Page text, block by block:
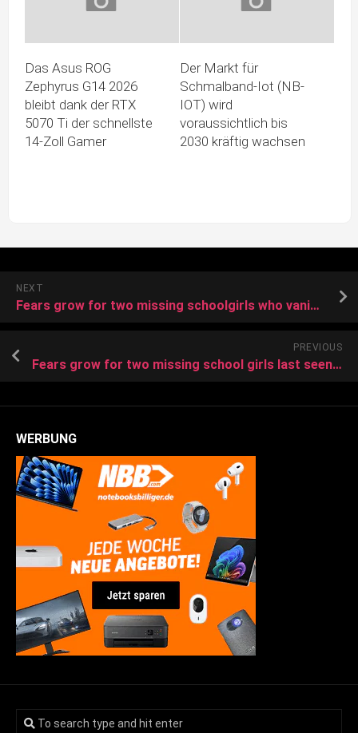
Das Asus ROG
Zephyrus G14 2026
bleibt dank der RTX
5070 Ti der schnellste
14-Zoll Gamer
Der Markt für
Schmalband-Iot (NB-
IOT) wird
voraussichtlich bis
2030 kräftig wachsen
NEXT
Fears grow for two missing schoolgirls who vanished in their uniforms 24 hours ago as cops reveal last sighting
PREVIOUS
Fears grow for two missing school girls last seen wearing uniforms as police launch urgent appeal
WERBUNG